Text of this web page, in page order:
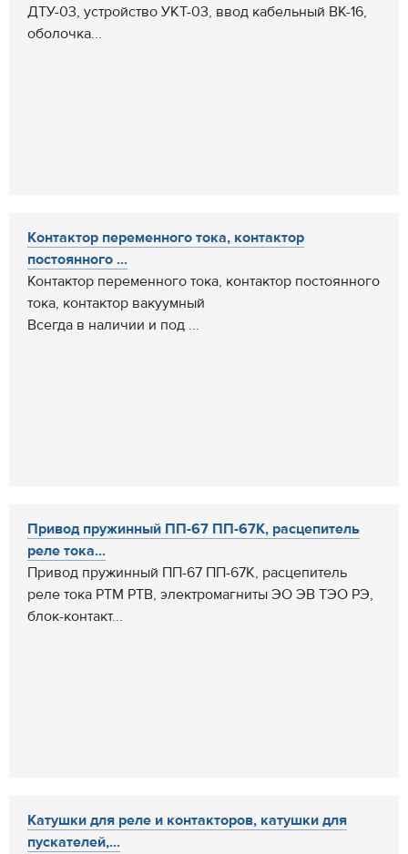
ДТУ-03, устройство УКТ-03, ввод кабельный ВК-16,
оболочка...
Контактор переменного тока, контактор
постоянного ...
Контактор переменного тока, контактор постоянного
тока, контактор вакуумный
Всегда в наличии и под ...
Привод пружинный ПП-67 ПП-67К, расцепитель
реле тока...
Привод пружинный ПП-67 ПП-67К, расцепитель
реле тока РТМ РТВ, электромагниты ЭО ЭВ ТЭО РЭ,
блок-контакт...
Катушки для реле и контакторов, катушки для
пускателей,...